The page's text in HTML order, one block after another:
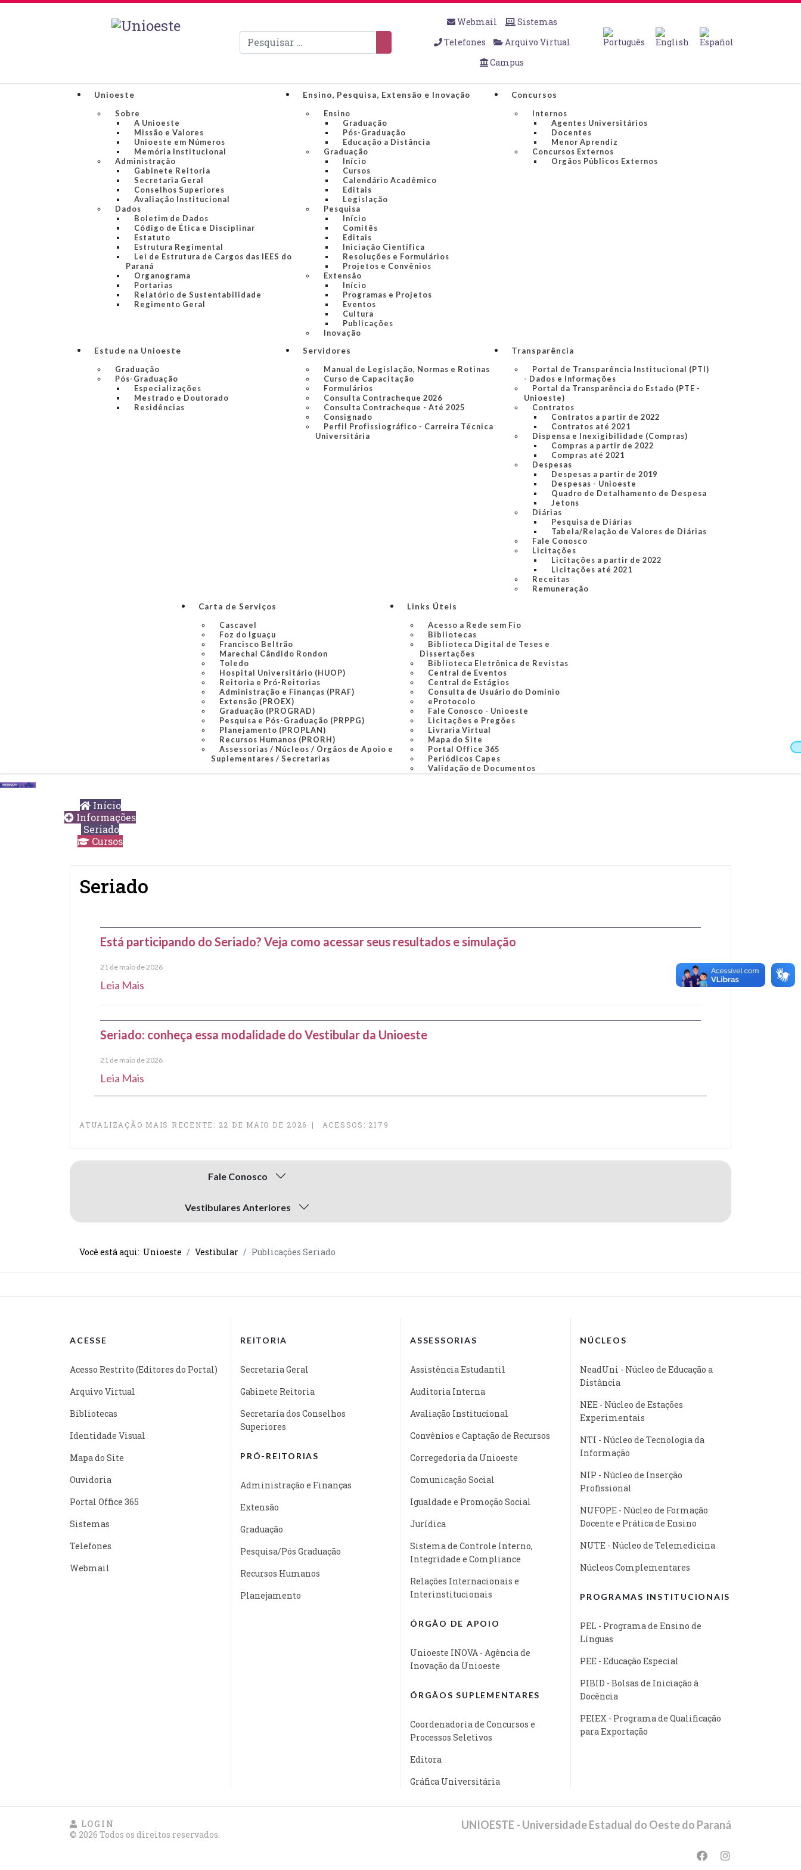
Pesquisar
Webmail
Sistemas
Telefones
Arquivo Virtual
Campus
Unioeste
Sobre
A Unioeste
Missão e Valores
Unioeste em Números
Memória Institucional
Administração
Gabinete Reitoria
Secretaria Geral
Conselhos Superiores
Avaliação Institucional
Dados
Boletim de Dados
Código de Ética e Disciplinar
Estatuto
Estrutura Regimental
Lei de Estrutura de Cargos das IEES do
Paraná
Organograma
Portarias
Relatório de Sustentabilidade
Regimento Geral
Ensino, Pesquisa, Extensão e Inovação
Ensino
Graduação
Pós-Graduação
Educação a Distância
Graduação
Início
Cursos
Calendário Acadêmico
Editais
Legislação
Pesquisa
Início
Comitês
Editais
Iniciação Científica
Resoluções e Formulários
Projetos e Convênios
Extensão
Início
Programas e Projetos
Eventos
Cultura
Publicações
Inovação
Concursos
Internos
Agentes Universitários
Docentes
Menor Aprendiz
Concursos Externos
Orgãos Públicos Externos
Estude na Unioeste
Graduação
Pós-Graduação
Especializações
Mestrado e Doutorado
Residências
Servidores
Manual de Legislação, Normas e Rotinas
Curso de Capacitação
Formulários
Consulta Contracheque 2026
Consulta Contracheque - Até 2025
Consignado
Perfil Profissiográfico - Carreira Técnica
Universitária
Transparência
Portal de Transparência Institucional (PTI)
- Dados e Informações
Portal da Transparência do Estado (PTE -
Unioeste)
Contratos
Contratos a partir de 2022
Contratos até 2021
Dispensa e Inexigibilidade (Compras)
Compras a partir de 2022
Compras até 2021
Despesas
Despesas a partir de 2019
Despesas - Unioeste
Quadro de Detalhamento de Despesa
Jetons
Diárias
Pesquisa de Diárias
Tabela/Relação de Valores de Diárias
Fale Conosco
Licitações
Licitações a partir de 2022
Licitações até 2021
Receitas
Remuneração
Carta de Serviços
Cascavel
Foz do Iguaçu
Francisco Beltrão
Marechal Cândido Rondon
Toledo
Hospital Universitário (HUOP)
Reitoria e Pró-Reitorias
Administração e Finanças (PRAF)
Extensão (PROEX)
Graduação (PROGRAD)
Pesquisa e Pós-Graduação (PRPPG)
Planejamento (PROPLAN)
Recursos Humanos (PRORH)
Assessorias / Núcleos / Órgãos de Apoio e
Suplementares / Secretarias
Links Úteis
Acesso a Rede sem Fio
Bibliotecas
Biblioteca Digital de Teses e
Dissertações
Biblioteca Eletrônica de Revistas
Central de Eventos
Central de Estágios
Consulta de Usuário do Domínio
eProtocolo
Fale Conosco - Unioeste
Licitações e Pregões
Livraria Virtual
Mapa do Site
Portal Office 365
Periódicos Capes
Validação de Documentos
Início
Informações
Seriado
Cursos
Seriado
Está participando do Seriado? Veja como acessar seus resultados e simulação
21 de maio de 2026
Leia Mais
Seriado: conheça essa modalidade do Vestibular da Unioeste
21 de maio de 2026
Leia Mais
ATUALIZAÇÃO MAIS RECENTE: 22 DE MAIO DE 2026 ACESSOS: 2179
Fale Conosco
Vestibulares Anteriores
Você está aqui: Unioeste Vestibular Publicações Seriado
ACESSE
Acesso Restrito (Editores do Portal)
Arquivo Virtual
Bibliotecas
Identidade Visual
Mapa do Site
Ouvidoria
Portal Office 365
Sistemas
Telefones
Webmail
REITORIA
Secretaria Geral
Gabinete Reitoria
Secretaria dos Conselhos
Superiores
PRÓ-REITORIAS
Administração e Finanças
Extensão
Graduação
Pesquisa/Pós Graduação
Recursos Humanos
Planejamento
ASSESSORIAS
Assistência Estudantil
Auditoria Interna
Avaliação Institucional
Convênios e Captação de Recursos
Corregedoria da Unioeste
Comunicação Social
Igualdade e Promoção Social
Jurídica
Sistema de Controle Interno,
Integridade e Compliance
Relações Internacionais e
Interinstitucionais
ÓRGÃO DE APOIO
Unioeste INOVA - Agência de
Inovação da Unioeste
ÓRGÃOS SUPLEMENTARES
Coordenadoria de Concursos e
Processos Seletivos
Editora
Gráfica Universitária
NÚCLEOS
NeadUni - Núcleo de Educação a
Distância
NEE - Núcleo de Estações
Experimentais
NTI - Núcleo de Tecnologia da
Informação
NIP - Núcleo de Inserção
Profissional
NUFOPE - Núcleo de Formação
Docente e Prática de Ensino
NUTE - Núcleo de Telemedicina
Núcleos Complementares
PROGRAMAS INSTITUCIONAIS
PEL - Programa de Ensino de
Línguas
PEE - Educação Especial
PIBID - Bolsas de Iniciação à
Docência
PEIEX - Programa de Qualificação
para Exportação
LOGIN
© 2026 Todos os direitos reservados.
UNIOESTE - Universidade Estadual do Oeste do Paraná